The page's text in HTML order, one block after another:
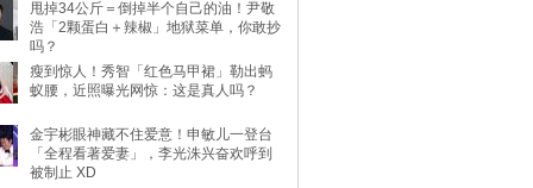
甩掉34公斤＝倒掉半个自己的油！尹敬
浩「2颗蛋白＋辣椒」地狱菜单，你敢抄
吗？
瘦到惊人！秀智「红色马甲裙」勒出蚂
蚁腰，近照曝光网惊：这是真人吗？
金宇彬眼神藏不住爱意！申敏儿一登台
「全程看著爱妻」，李光洙兴奋欢呼到
被制止 XD